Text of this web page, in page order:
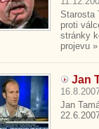
Starosta
proti
stránky
projevu
Jan
Jan